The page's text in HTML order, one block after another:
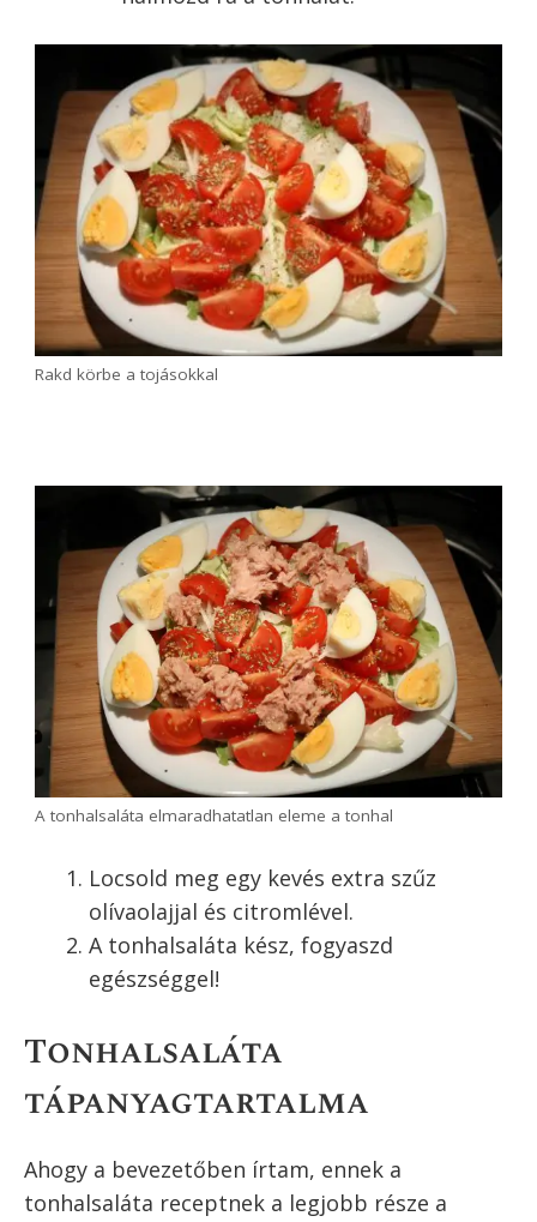
Tedd rá a paradicsom szeleteket
Szórd meg sóval és oregánóval
Végül rakd körbe a tojásokkal, és
halmozd rá a tonhalat.
Rakd körbe a tojásokkal